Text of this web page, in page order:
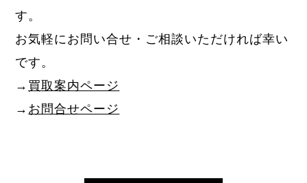
す。
お気軽にお問い合せ・ご相談いただければ幸い
です。
→ 買取案内ページ
→ お問合せページ